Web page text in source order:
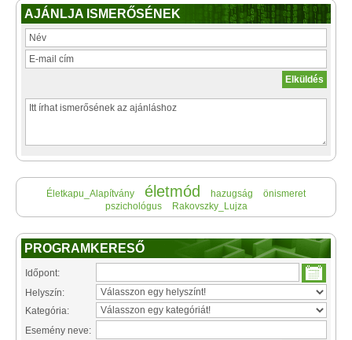
AJÁNLJA ISMERŐSÉNEK
Életkapu_Alapítvány életmód hazugság
önismeret
pszichológus
Rakovszky_Lujza
PROGRAMKERESŐ
Időpont:
Helyszín:
Kategória:
Esemény neve: